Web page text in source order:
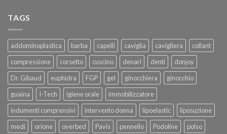
TAGS
addominoplastica barba capelli caviglia cavigliera
collant
compressione
corsetto cuscino denari denti
donjoy
Dr. Gibaud
euphidra FGP gel ginocchiera
ginocchio
guaina
I-Tech igiene orale
immobilizzatore
indumenti comprensivi
intervento donna lipoelastic
liposuzione
medi
orione overbed Pavis pennello Podoline
polso